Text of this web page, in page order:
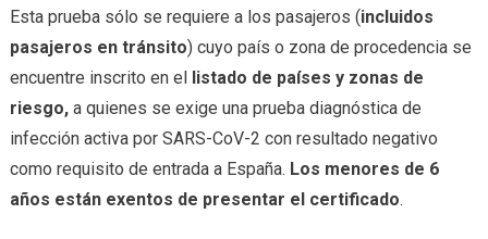
Esta prueba sólo se requiere a los pasajeros (incluidos
pasajeros en tránsito) cuyo país o zona de procedencia se
encuentre inscrito en el listado de países y zonas de
riesgo,a quienes se exige una prueba diagnóstica de
infección activa por SARS-CoV-2 con resultado negativo
como requisito de entrada a España. Los menores de 6
años están exentos de presentar el certificado.